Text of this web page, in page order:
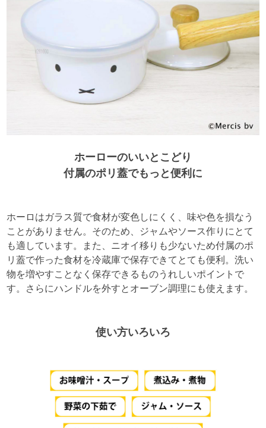
ホーローのいいとこどり
付属のポリ蓋でもっと便利に
ホーロはガラス質で食材が変色しにくく、味や色を損なう
ことがありません。そのため、ジャムやソース作りにとて
も適しています。また、ニオイ移りも少ないため付属のポ
リ蓋で作った食材を冷蔵庫で保存できてとても便利。洗い
物を増やすことなく保存できるものうれしいポイントで
す。さらにハンドルを外すとオーブン調理にも使えます。
使い方いろいろ